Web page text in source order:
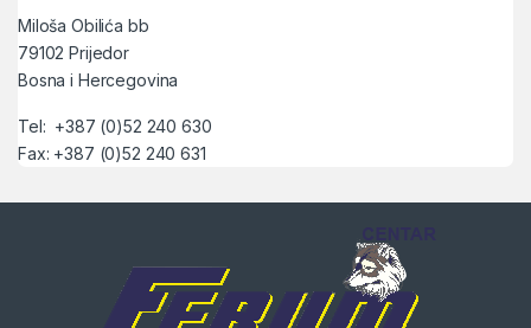
Miloša Obilića bb
79102 Prijedor
Bosna i Hercegovina
Tel: +387 (0)52 240 630
Fax: +387 (0)52 240 631